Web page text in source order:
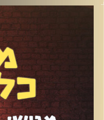
סטנדאפ הפך לאחד
אם ראיתם את
כנראה כבר יודעים
ההבדלים והדמיון
שבו גידי שהוא
ועל הורות.
קרדיט תמונות:אלדד